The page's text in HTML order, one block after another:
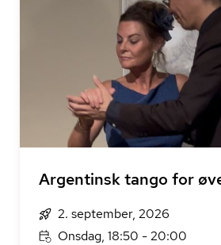
Argentinsk tango for
2. september, 2026
Onsdag, 18:50 - 20:00